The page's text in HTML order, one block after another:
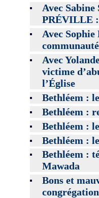
Avec Sabine
PRÉVILLE :
Avec
Avec
victime
l’Église
Bethléem :
Bethléem :
Bethléem :
Bethléem :
Bethléem :
Mawada
Bons et